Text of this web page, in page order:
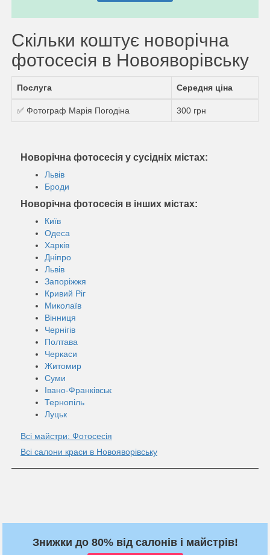
Скільки коштує новорічна
фотосесія в Новояворівську
Послуга Середня ціна
✅ Фотограф Марія Погодіна 300 грн
Новорічна фотосесія у сусідніх містах:
Львів
Броди
Новорічна фотосесія в інших містах:
Київ
Одеса
Харків
Дніпро
Львів
Запоріжжя
Кривий Ріг
Миколаїв
Вінниця
Чернігів
Полтава
Черкаси
Житомир
Суми
Івано-Франківськ
Тернопіль
Луцьк
Всі майстри: Фотосесія
Всі салони краси в Новояворівську
Знижки до 80% від салонів і майстрів!